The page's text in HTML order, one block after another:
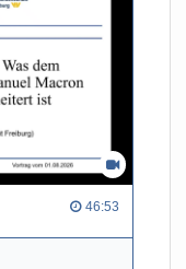
46:53